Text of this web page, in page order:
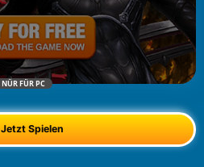
NÜR FÜR PC
Jetzt Spielen